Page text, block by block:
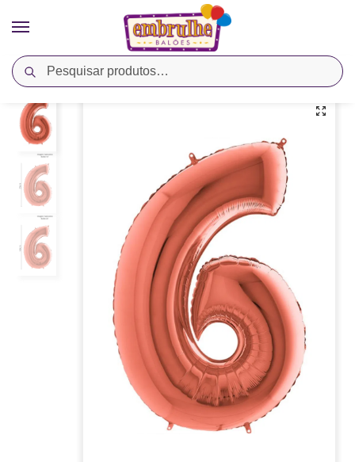
Pesquisar
Início Cores Ouro Rosê / Balão Metalizado Número 6 – Ouro Rose – Megatoon